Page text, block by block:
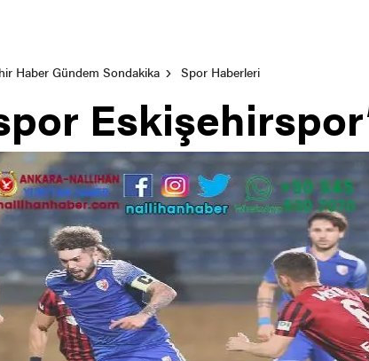
Haber Gündem Sondakika Spor Haberleri